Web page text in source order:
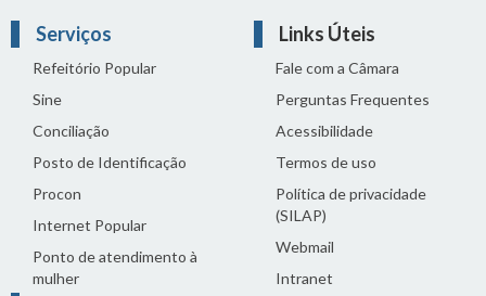
Serviços
Refeitório Popular
Sine
Conciliação
Posto de Identificação
Procon
Internet Popular
Ponto de atendimento à
mulher
Links Úteis
Fale com a Câmara
Perguntas Frequentes
Acessibilidade
Termos de uso
Política de privacidade
(SILAP)
Webmail
Intranet